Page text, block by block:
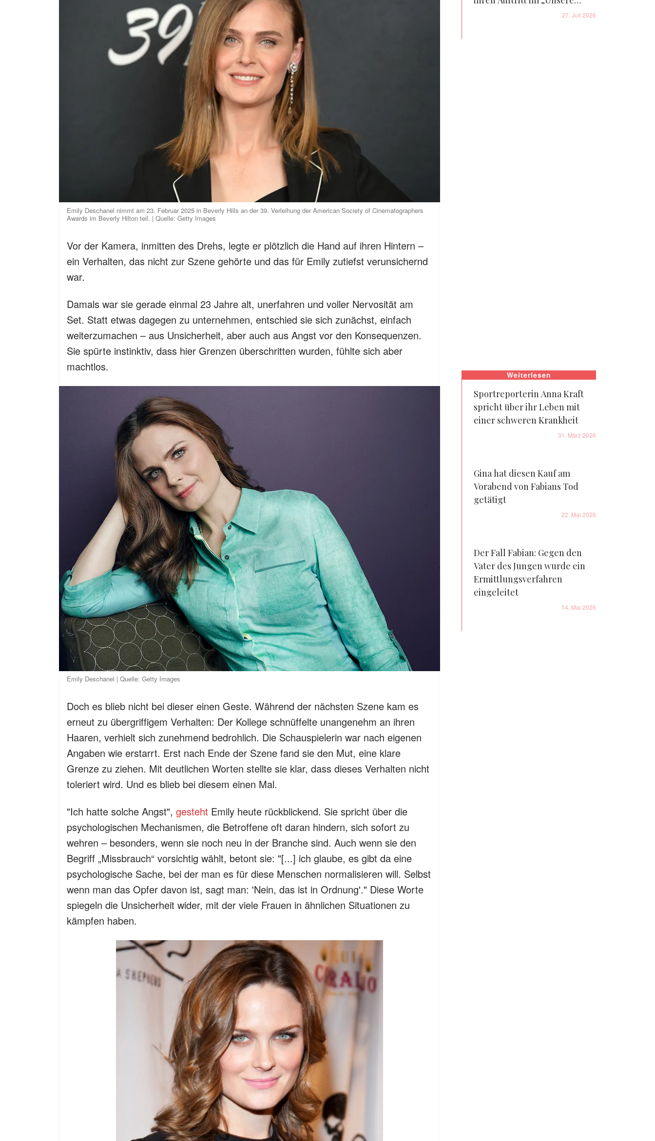
Emily Deschanel nimmt am 23. Februar 2025 in Beverly Hills an der 39. Verleihung der American Society of Cinematographers
Awards im Beverly Hilton teil. | Quelle: Getty Images
Vor der Kamera, inmitten des Drehs, legte er plötzlich die Hand auf ihren Hintern –
ein Verhalten, das nicht zur Szene gehörte und das für Emily zutiefst verunsichernd
war.
Damals war sie gerade einmal 23 Jahre alt, unerfahren und voller Nervosität am
Set. Statt etwas dagegen zu unternehmen, entschied sie sich zunächst, einfach
weiterzumachen – aus Unsicherheit, aber auch aus Angst vor den Konsequenzen.
Sie spürte instinktiv, dass hier Grenzen überschritten wurden, fühlte sich aber
machtlos.
Emily Deschanel | Quelle: Getty Images
Doch es blieb nicht bei dieser einen Geste. Während der nächsten Szene kam es
erneut zu übergriffigem Verhalten: Der Kollege schnüffelte unangenehm an ihren
Haaren, verhielt sich zunehmend bedrohlich. Die Schauspielerin war nach eigenen
Angaben wie erstarrt. Erst nach Ende der Szene fand sie den Mut, eine klare
Grenze zu ziehen. Mit deutlichen Worten stellte sie klar, dass dieses Verhalten nicht
toleriert wird. Und es blieb bei diesem einen Mal.
"Ich hatte solche Angst", gesteht Emily heute rückblickend. Sie spricht über die
psychologischen Mechanismen, die Betroffene oft daran hindern, sich sofort zu
wehren – besonders, wenn sie noch neu in der Branche sind. Auch wenn sie den
Begriff „Missbrauch“ vorsichtig wählt, betont sie: "[...] ich glaube, es gibt da eine
psychologische Sache, bei der man es für diese Menschen normalisieren will. Selbst
wenn man das Opfer davon ist, sagt man: 'Nein, das ist in Ordnung'." Diese Worte
spiegeln die Unsicherheit wider, mit der viele Frauen in ähnlichen Situationen zu
kämpfen haben.
kleine Farm“-Reboot – Fotos
27. Juli 2026
Weiterlesen
Sportreporterin Anna Kraft
spricht über ihr Leben mit
einer schweren Krankheit
31. März 2026
Gina hat diesen Kauf am
Vorabend von Fabians Tod
getätigt
22. Mai 2026
Der Fall Fabian: Gegen den
Vater des Jungen wurde ein
Ermittlungsverfahren
eingeleitet
14. Mai 2026